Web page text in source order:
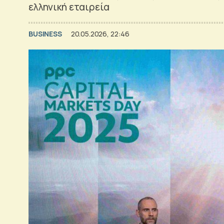
ελληνική εταιρεία
BUSINESS 20.05.2026, 22:46